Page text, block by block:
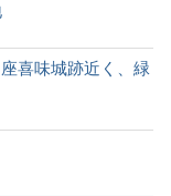
喜味城跡近く、緑